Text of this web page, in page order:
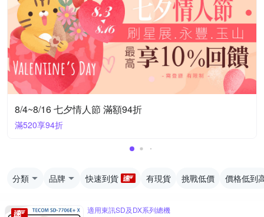
8/4~8/16 七夕情人節 滿額94折
滿520享94折
分類 品牌 快速到貨 有現貨 挑戰低價 價格低到
適用東訊SD及DX系列總機